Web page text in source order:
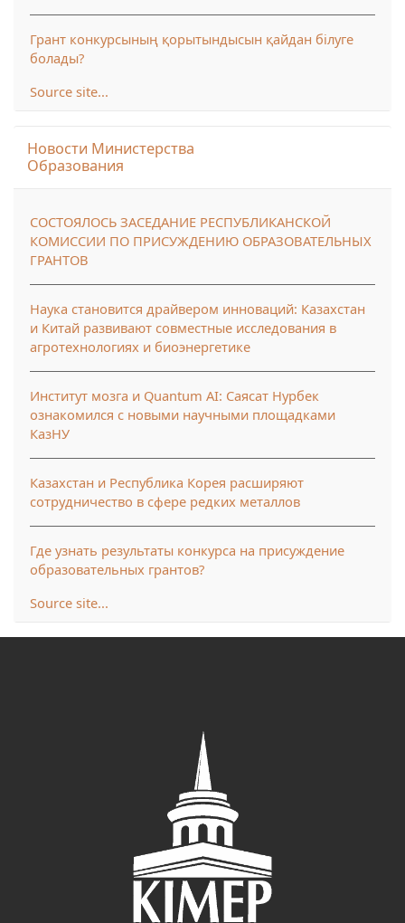
Грант конкурсының қорытындысын қайдан білуге
болады?
Source site...
Новости Министерства
Образования
СОСТОЯЛОСЬ ЗАСЕДАНИЕ РЕСПУБЛИКАНСКОЙ
КОМИССИИ ПО ПРИСУЖДЕНИЮ ОБРАЗОВАТЕЛЬНЫХ
ГРАНТОВ
Наука становится драйвером инноваций: Казахстан
и Китай развивают совместные исследования в
агротехнологиях и биоэнергетике
Институт мозга и Quantum AI: Саясат Нурбек
ознакомился с новыми научными площадками
КазНУ
Казахстан и Республика Корея расширяют
сотрудничество в сфере редких металлов
Где узнать результаты конкурса на присуждение
образовательных грантов?
Source site...